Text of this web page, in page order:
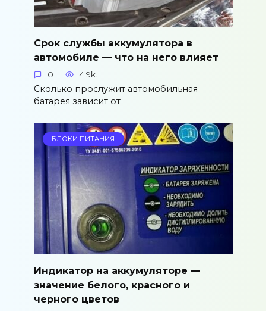
Срок службы аккумулятора в
автомобиле — что на него влияет
0 4.9k.
Сколько прослужит автомобильная
батарея зависит от
БЛОКИ ПИТАНИЯ
Индикатор на аккумуляторе —
значение белого, красного и
черного цветов